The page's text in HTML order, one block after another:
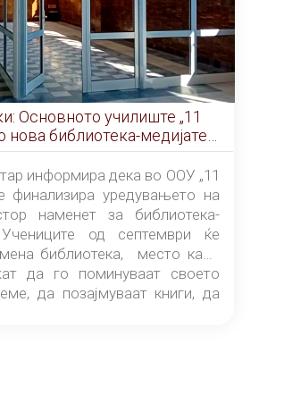
Основното училиште „11
библиотека-медијатека
информира дека во ООУ „11
финализира уредувањето на
наменет за библиотека-
Учениците од септември ќе
библиотека, место каде
да го поминуваат своето
да позајмуваат книги, да